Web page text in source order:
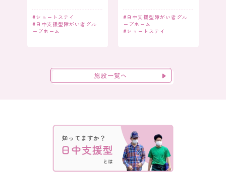
#ショートステイ
# 日中支援型障がい者グル
ープホーム
# 日中支援型障がい者グル
ープホーム
#ショートステイ
施設一覧へ